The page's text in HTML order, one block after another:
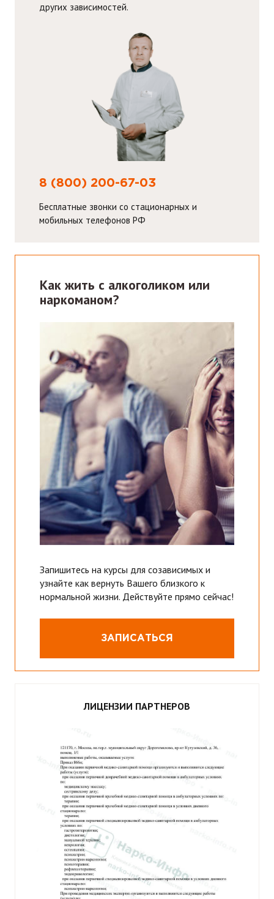
других зависимостей.
8 (800) 200-67-03
Бесплатные звонки со стационарных и
мобильных телефонов РФ
Как жить с алкоголиком или
наркоманом?
Запишитесь на курсы для созависимых и
узнайте как вернуть Вашего близкого к
нормальной жизни. Действуйте прямо сейчас!
ЗАПИСАТЬСЯ
ЛИЦЕНЗИИ ПАРТНЕРОВ